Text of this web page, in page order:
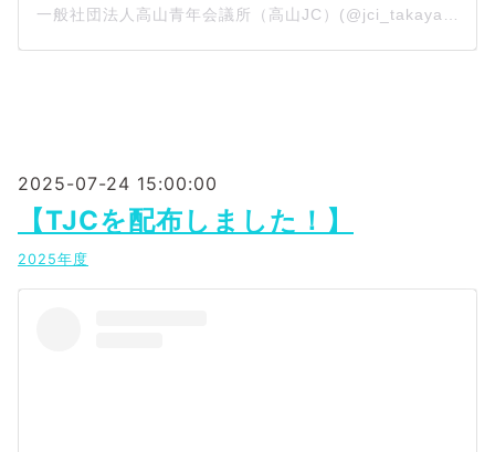
一般社団法人高山青年会議所（高山JC）(@jci_takayama)がシェアした投稿
2025-07-24 15:00:00
【TJCを配布しました！】
2025年度